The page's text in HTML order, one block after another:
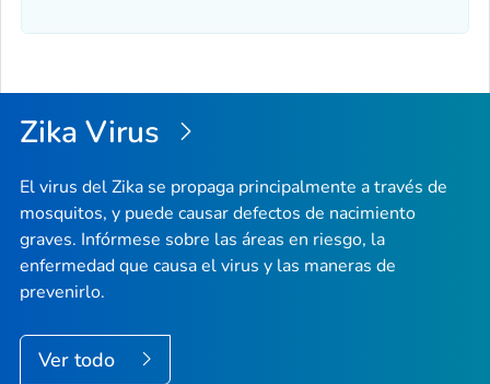
Zika Virus
El virus del Zika se propaga principalmente a través de
mosquitos, y puede causar defectos de nacimiento
graves. Infórmese sobre las áreas en riesgo, la
enfermedad que causa el virus y las maneras de
prevenirlo.
Ver todo